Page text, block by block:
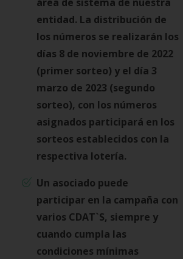
entidad. La distribución de
los números se realizarán los
días 8 de noviembre de 2022
(primer sorteo) y el día 3
marzo de 2023 (segundo
sorteo), con los números
asignados participará en los
sorteos establecidos con la
respectiva lotería.
Un asociado puede
participar en la campaña con
varios CDAT`S, siempre y
cuando cumpla las
condiciones mínimas